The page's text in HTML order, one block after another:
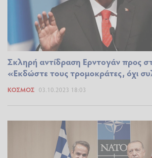
Σκληρή αντίδραση Ερντογάν προς
«Εκδώστε τους τρομοκράτες, όχι
ΚΌΣΜΟΣ 03.10.2023 18:03